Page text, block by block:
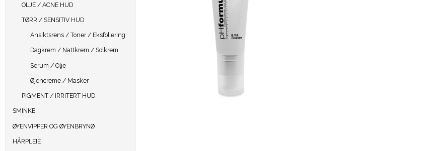
OLJE / ACNE HUD
TØRR / SENSITIV HUD
Ansiktsrens / Toner / Eksfoliering
Dagkrem / Nattkrem / Solkrem
Serum / Olje
Øjencreme / Masker
PIGMENT / IRRITERT HUD
SMINKE
ØYENVIPPER OG ØYENBRYNØ
HÅRPLEIE